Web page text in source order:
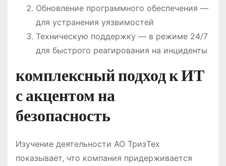
Обновление программного обеспечения —
для устранения уязвимостей
Техническую поддержку — в режиме 24/7
для быстрого реагирования на инциденты
комплексный подход к ИТ
с акцентом на
безопасность
Изучение деятельности АО ТризТех
показывает, что компания придерживается